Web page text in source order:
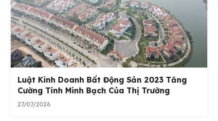
Luật Kinh Doanh Bất Động Sản 2023 Tăng
Cường Tính Minh Bạch Của Thị Trường
27/07/2026